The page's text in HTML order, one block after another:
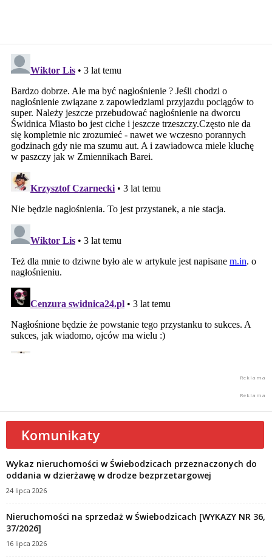
Komunikaty
Wykaz nieruchomości w Świebodzicach przeznaczonych do
oddania w dzierżawę w drodze bezprzetargowej
24 lipca 2026
Nieruchomości na sprzedaż w Świebodzicach [WYKAZY NR 36,
37/2026]
16 lipca 2026